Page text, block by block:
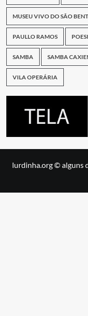
MUSEU VIVO DO SÃO
PAULLO RAMOS
SAMBA SAMBA
VILA OPERÁRIA
lurdinha.org © alguns